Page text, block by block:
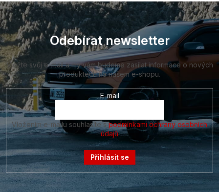
Z
á
p
a
t
í
Odebírat newsletter
Vložte svůj e-mail a my vám budeme zasílat informace o nových
produktech na našem e-shopu.
E-mail
Vložením e-mailu souhlasíte spodmínkami ochrany osobních
údajů
Přihlásit se